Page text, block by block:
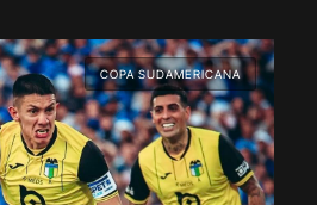
COPA SUDAMERICANA